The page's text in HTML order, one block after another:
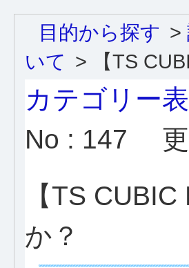
目的から探す >
いて > 【TS
カテゴリー
No : 147
【TS
か？